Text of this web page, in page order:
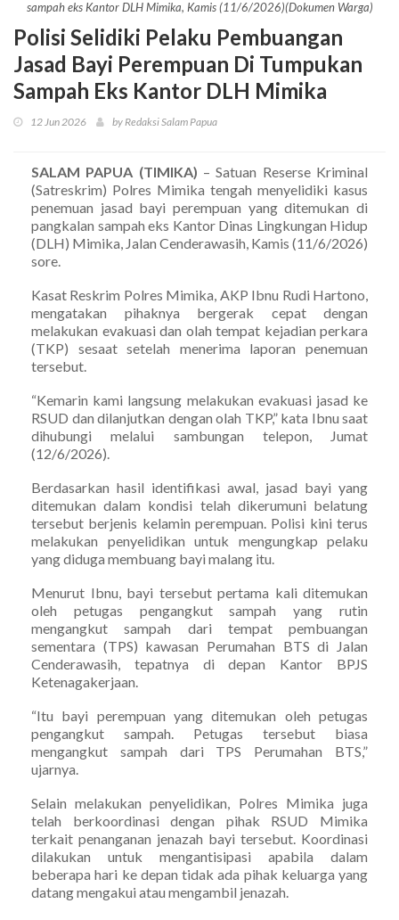
sampah eks Kantor DLH Mimika, Kamis (11/6/2026)(Dokumen Warga)
Polisi Selidiki Pelaku Pembuangan
Jasad Bayi Perempuan Di Tumpukan
Sampah Eks Kantor DLH Mimika
12 Jun 2026 by Redaksi Salam Papua
SALAM PAPUA (TIMIKA) – Satuan Reserse Kriminal
(Satreskrim) Polres Mimika tengah menyelidiki kasus
penemuan jasad bayi perempuan yang ditemukan di
pangkalan sampah eks Kantor Dinas Lingkungan Hidup
(DLH) Mimika, Jalan Cenderawasih, Kamis (11/6/2026)
sore.
Kasat Reskrim Polres Mimika, AKP Ibnu Rudi Hartono,
mengatakan pihaknya bergerak cepat dengan
melakukan evakuasi dan olah tempat kejadian perkara
(TKP) sesaat setelah menerima laporan penemuan
tersebut.
“Kemarin kami langsung melakukan evakuasi jasad ke
RSUD dan dilanjutkan dengan olah TKP,” kata Ibnu saat
dihubungi melalui sambungan telepon, Jumat
(12/6/2026).
Berdasarkan hasil identifikasi awal, jasad bayi yang
ditemukan dalam kondisi telah dikerumuni belatung
tersebut berjenis kelamin perempuan. Polisi kini terus
melakukan penyelidikan untuk mengungkap pelaku
yang diduga membuang bayi malang itu.
Menurut Ibnu, bayi tersebut pertama kali ditemukan
oleh petugas pengangkut sampah yang rutin
mengangkut sampah dari tempat pembuangan
sementara (TPS) kawasan Perumahan BTS di Jalan
Cenderawasih, tepatnya di depan Kantor BPJS
Ketenagakerjaan.
“Itu bayi perempuan yang ditemukan oleh petugas
pengangkut sampah. Petugas tersebut biasa
mengangkut sampah dari TPS Perumahan BTS,”
ujarnya.
Selain melakukan penyelidikan, Polres Mimika juga
telah berkoordinasi dengan pihak RSUD Mimika
terkait penanganan jenazah bayi tersebut. Koordinasi
dilakukan untuk mengantisipasi apabila dalam
beberapa hari ke depan tidak ada pihak keluarga yang
datang mengakui atau mengambil jenazah.